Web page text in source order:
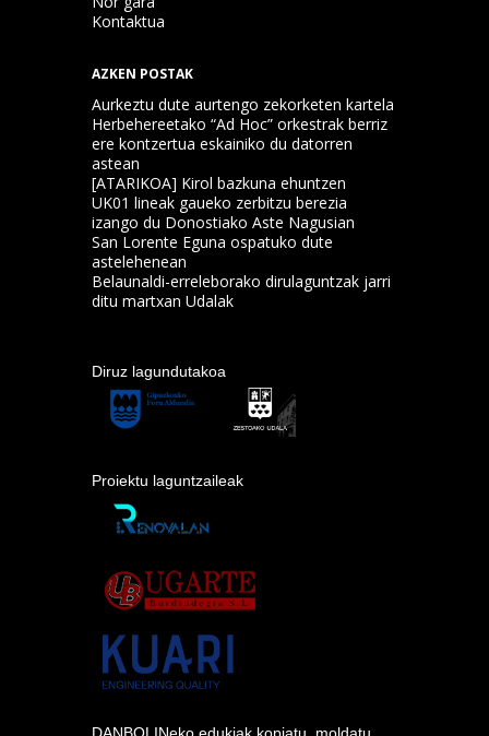
Kontaktua
AZKEN POSTAK
Aurkeztu dute aurtengo zekorketen kartela
Herbehereetako “Ad Hoc” orkestrak berriz
ere kontzertua eskainiko du datorren
astean
[ATARIKOA] Kirol bazkuna ehuntzen
UK01 lineak gaueko zerbitzu berezia
izango du Donostiako Aste Nagusian
San Lorente Eguna ospatuko dute
astelehenean
Belaunaldi-erreleborako dirulaguntzak jarri
ditu martxan Udalak
Diruz lagundutakoa
Proiektu laguntzaileak
DANBOLINeko edukiak kopiatu, moldatu,